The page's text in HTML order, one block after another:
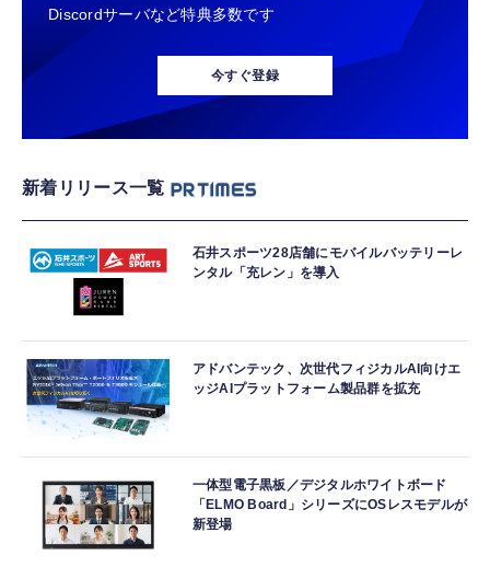
Discordサーバなど特典多数です
今すぐ登録
新着リリース一覧
石井スポーツ28店舗にモバイルバッテリーレ
ンタル「充レン」を導入
アドバンテック、次世代フィジカルAI向けエ
ッジAIプラットフォーム製品群を拡充
一体型電子黒板／デジタルホワイトボード
「ELMO Board」シリーズにOSレスモデルが
新登場